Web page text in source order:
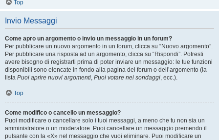
Top
Invio Messaggi
Come apro un argomento o invio un messaggio in un forum?
Per pubblicare un nuovo argomento in un forum, clicca su “Nuovo argomento”.
Per pubblicare una risposta ad un argomento, clicca su “Rispondi”. Potresti
avere bisogno di registrarti prima di poter inviare un messaggio: le tue funzioni
disponibili sono elencate in fondo alla pagina del forum o dell’argomento (la
lista Puoi aprire nuovi argomenti, Puoi votare nei sondaggi, ecc.).
Top
Come modifico o cancello un messaggio?
Puoi modificare o cancellare solo i tuoi messaggi, a meno che tu non sia un
amministratore o un moderatore. Puoi cancellare un messaggio premendo il
pulsante con la «X» nel messaggio che vuoi eliminare. Puoi modificare un